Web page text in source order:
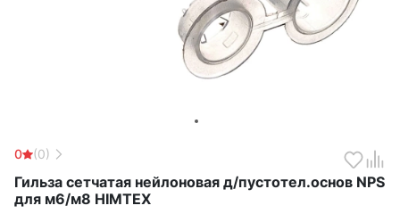
0 (0)
Гильза сетчатая нейлоновая д/пустотел.основ NPS
для м6/м8 HIMTEХ